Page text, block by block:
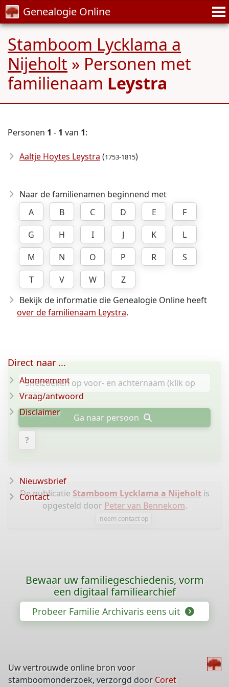
Genealogie Online
Stamboom Lycklama a
Nijeholt » Personen met
familienaam Leystra
Personen 1 - 1 van 1:
Aaltje Hoytes Leystra (1753-1815)
Naar de familienamen beginnend met
A
B C D E
F
G
H I J K
L
M
N O P R
S
T
V W
Z
Bekijk de informatie die Genealogie Online heeft
over de familienaam Leystra.
Ga naar persoon
?
De publicatie Stamboom Lycklama a Nijeholtis
opgesteld door Peter van Bennekom.
neem contact op
Direct naar ...
Abonnement
Vraag/antwoord
Disclaimer
Nieuwsbrief
Contact
Bewaar uw familiegeschiedenis, vorm
een digitaal familiearchief
Probeer Familie Archivaris eens uit
Uw vertrouwde online bron voor
stamboomonderzoek, verzorgd door Coret